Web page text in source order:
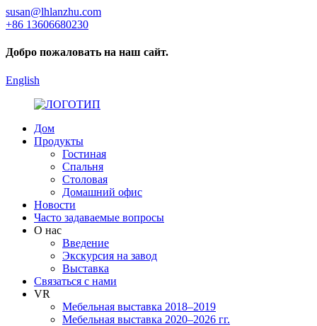
susan@lhlanzhu.com
+86 13606680230
Добро пожаловать на наш сайт.
English
Дом
Продукты
Гостиная
Спальня
Столовая
Домашний офис
Новости
Часто задаваемые вопросы
О нас
Введение
Экскурсия на завод
Выставка
Связаться с нами
VR
Мебельная выставка 2018–2019
Мебельная выставка 2020–2026 гг.